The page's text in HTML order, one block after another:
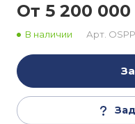
От 5 200
В наличии Арт.